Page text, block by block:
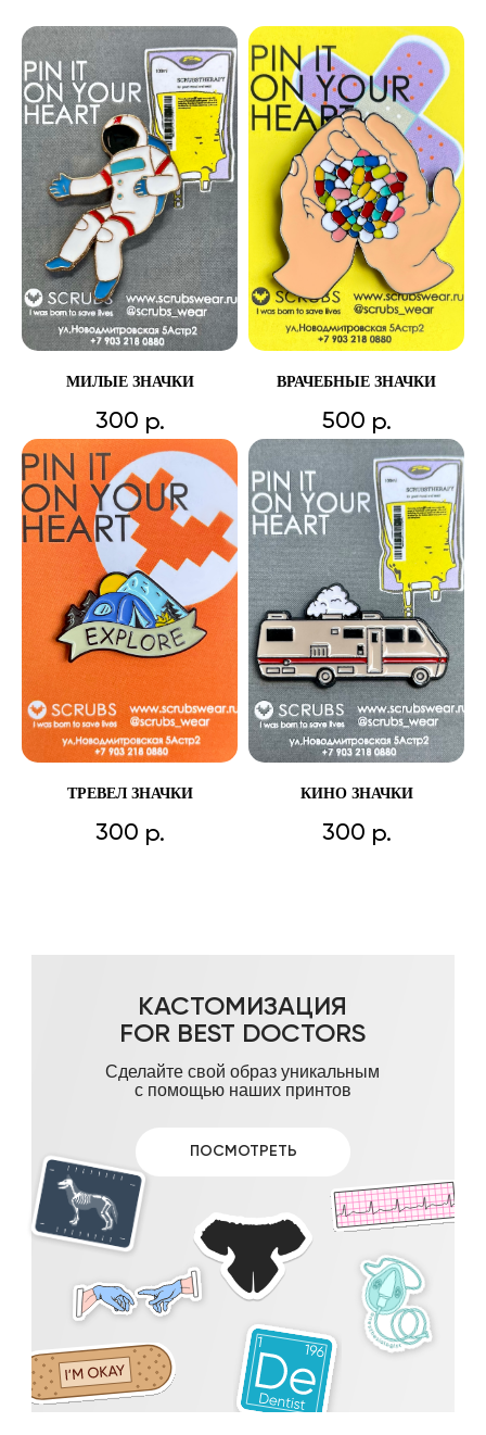
МИЛЫЕ ЗНАЧКИ
300 р.
ВРАЧЕБНЫЕ ЗНАЧКИ
500 р.
ТРЕВЕЛ ЗНАЧКИ
300 р.
КИНО ЗНАЧКИ
300 р.
КАСТОМИЗАЦИЯ
FOR BEST DOCTORS
Сделайте свой образ уникальным
с помощью наших принтов
ПОСМОТРЕТЬ